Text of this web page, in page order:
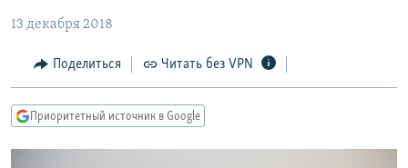
Вернутся
Вернутся
МНЕНИЯ
КУЛЬТУРА
КАВКАЗ.РЕАЛИИ
13 декабря 2018
Поделиться Читать без VPN
Приоритетный источник в Google